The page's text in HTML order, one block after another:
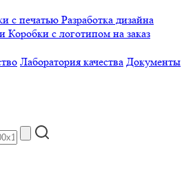
с печатью Разработка дизайна
Коробки с логотипом на заказ
Лаборатория качества Документы